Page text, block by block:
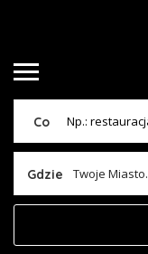
Co
Gdzie Twoje